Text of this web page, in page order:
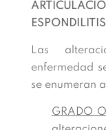
Las
enfermedad
se enumeran
GRADO O